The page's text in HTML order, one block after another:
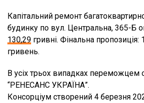
Капітальний ремонт
будинку по вул. Центральна, 365-Б
130,29 гривні. Фінальна пропозиція:
гривень.
В усіх трьох випадках
“РЕНЕСАНС УКРАЇНА”.
Консорціум створений 4 березня